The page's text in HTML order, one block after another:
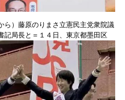
ら）藤原のりまさ立憲民主党衆院議
記局長と＝１４日、東京都墨田区